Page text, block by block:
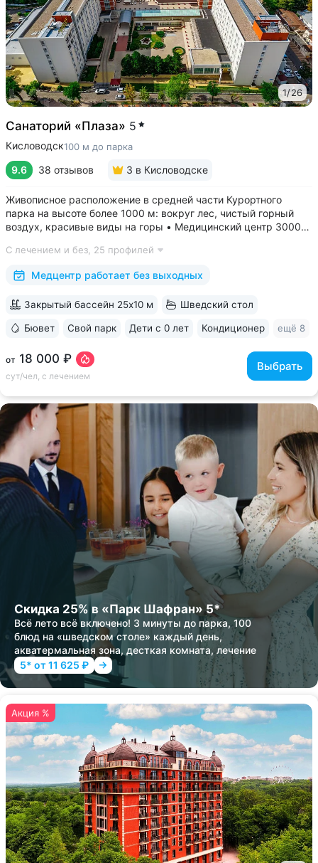
1/26
Санаторий «Плаза» 5
Кисловодск100 м до парка
9.6 38 отзывов 3 в Кисловодске
Живописное расположение в средней части Курортного
парка на высоте более 1000 м: вокруг лес, чистый горный
воздух, красивые виды на горы • Медицинский центр 3000
квалификации • Более 1000 видов диагностики и ДНК-
исследований. Есть диагностика...
С лечением и без, 25 профилей
Медцентр работает без выходных
от 18 000 ₽
сут/чел, с лечением
Выбрать
Закрытый бассейн 25x10 м Шведский стол
Бювет Свой парк Дети с 0 лет Кондиционер ещё 8
Скидка 25% в «Парк Шафран» 5*
Всё лето всё включено! 3 минуты до парка, 100
блюд на «шведском столе» каждый день,
акватермальная зона, десткая комната, лечение
5* от 11 625 ₽
Акция %